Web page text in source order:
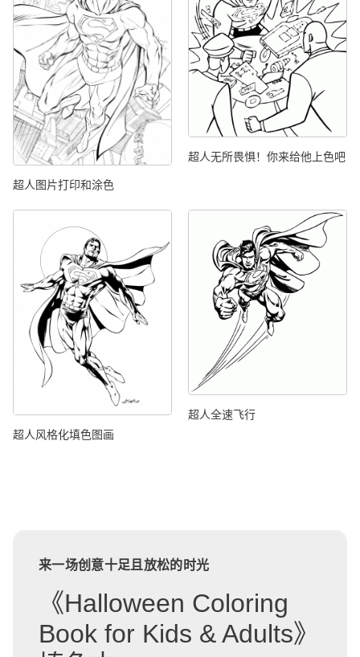
超人图片打印和涂色
超人无所畏惧！你来给他上色吧
超人风格化填色图画
超人全速飞行
来一场创意十足且放松的时光
《Halloween Coloring
Book for Kids & Adults》